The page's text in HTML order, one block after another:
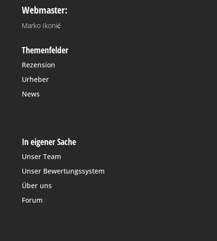
Webmaster:
Marko Ikonić
Themenfelder
Rezension
Urheber
News
In eigener Sache
Unser Team
Unser Bewertungssystem
Über uns
Forum